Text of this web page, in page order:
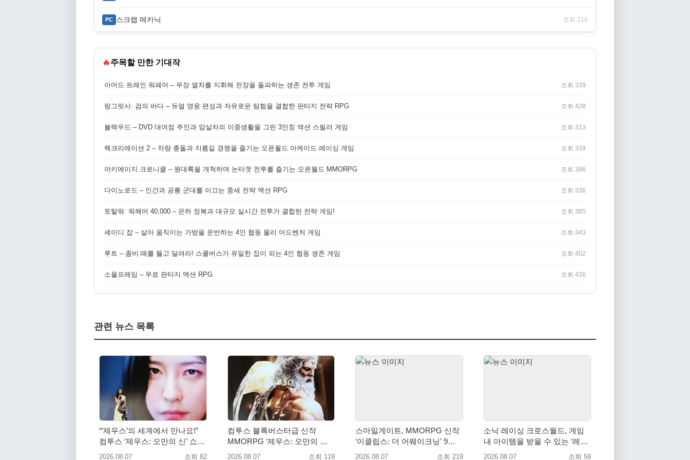
PC 스크랩 메카닉 조회 218
🔥주목할 만한 기대작
아머드 트레인 워페어 – 무장 열차를 지휘해 전장을 돌파하는 생존 전투 게임 조회 339
랑그릿사: 검의 바다 – 듀얼 영웅 편성과 자유로운 탐험을 결합한 판타지 전략 RPG 조회 428
블랙우드 – DVD 대여점 주인과 암살자의 이중생활을 그린 3인칭 액션 스릴러 게임 조회 313
렉크리에이션 2 – 차량 충돌과 지름길 경쟁을 즐기는 오픈월드 아케이드 레이싱 게임 조회 339
아키에이지 크로니클 – 원대륙을 개척하며 논타겟 전투를 즐기는 오픈월드 MMORPG 조회 386
다이노로드 – 인간과 공룡 군대를 이끄는 중세 전략 액션 RPG 조회 336
토탈워: 워해머 40,000 – 은하 정복과 대규모 실시간 전투가 결합된 전략 게임! 조회 385
셰이디 잡 – 살아 움직이는 가방을 운반하는 4인 협동 물리 어드벤처 게임 조회 343
루트 – 좀비 떼를 뚫고 달려라! 스쿨버스가 유일한 집이 되는 4인 협동 생존 게임 조회 402
소울프레임 – 무료 판타지 액션 RPG 조회 426
관련 뉴스 목록
“’제우스’의 세계에서 만나요!”
컴투스 ‘제우스: 오만의 신’ 쇼케
이스 찾은 배우 박지현
2026.08.07 조회 82
컴투스 블록버스터급 신작
MMORPG ‘제우스: 오만의 신’,
8월 26일 출시!
2026.08.07 조회 119
스마일게이트, MMORPG 신작
‘이클립스: 더 어웨이크닝’ 9월
10일 론칭!
2026.08.07 조회 219
소닉 레이싱 크로스월드, 게임
내 아이템을 받을 수 있는 ‘레전
드 대회 라운드 7’ 개최!
2026.08.07 조회 59